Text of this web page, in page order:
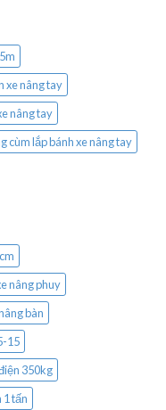
xe nâng tay
nâng tay
cùm lắp bánh xe nâng tay
nâng phuy
bàn
15
350kg
1 tấn